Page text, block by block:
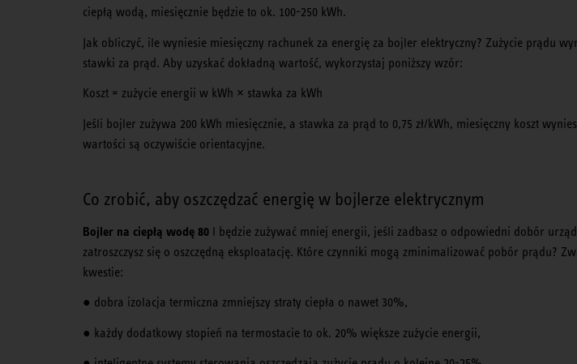
ciepłą wodą, miesięcznie będzie to ok. 100-250 kWh.
Jak obliczyć, ile wyniesie miesięczny rachunek za energię za bojler elektryczny? Zużycie prądu
stawki za prąd. Aby uzyskać dokładną wartość, wykorzystaj poniższy wzór:
Koszt = zużycie energii w kWh × stawka za kWh
Jeśli bojler zużywa 200 kWh miesięcznie, a stawka za prąd to 0,75 zł/kWh, miesięczny koszt
wartości są oczywiście orientacyjne.
Co zrobić, aby oszczędzać energię w bojlerze elektrycznym
Bojler na ciepłą wodę 80 l będzie zużywać mniej energii, jeśli zadbasz o odpowiedni dobór
zatroszczysz się o oszczędną eksploatację. Które czynniki mogą zminimalizować pobór prądu?
kwestie:
● dobra izolacja termiczna zmniejszy straty ciepła o nawet 30%,
● każdy dodatkowy stopień na termostacie to ok. 20% większe zużycie energii,